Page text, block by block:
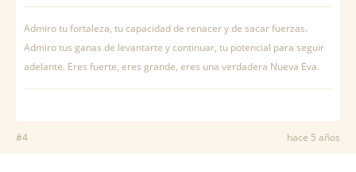
Admiro tu fortaleza, tu capacidad de renacer y de sacar fuerzas.
Admiro tus ganas de levantarte y continuar, tu potencial para seguir
adelante. Eres fuerte, eres grande, eres una verdadera Nueva Eva.
#4 hace 5 años